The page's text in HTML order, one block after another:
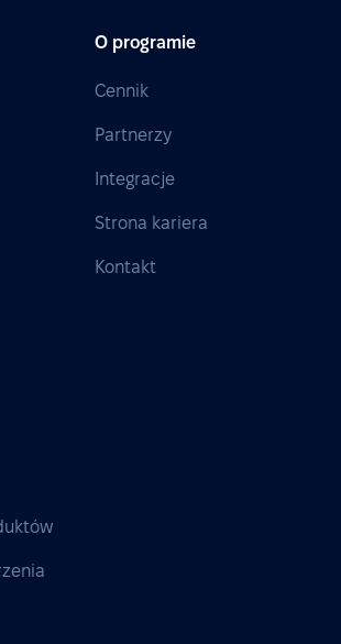
O programie
Cennik
Partnerzy
Integracje
Strona kariera
Kontakt